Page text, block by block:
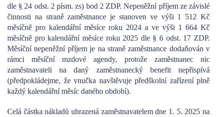
dle § 24 odst. 2 písm. zs) bod 2 ZDP. Nepeněžní příjem ze závislé
činnosti na straně zaměstnance je stanoven ve výši 1 512 Kč
měsíčně pro kalendářní měsíce roku 2024 a ve výši 1 664 Kč
měsíčně pro kalendářní měsíce roku 2025 dle § 6 odst. 17 ZDP.
Měsíční nepeněžní příjem je na straně zaměstnance dodaňován v
rámci měsíční mzdové agendy, protože zaměstnanec nic
zaměstnavateli na daný zaměstnanecký benefit nepřispívá
(předpokládejme, že vnučka navštěvuje předškolní zařízení plně
každý kalendářní měsíc daného období).
Celá částka nákladů uhrazená zaměstnavatelem dne 1. 5. 2025 na